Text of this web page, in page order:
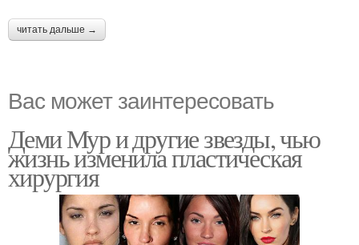
читать дальше →
Вас может заинтересовать
Деми Мур и другие звезды, чью
жизнь изменила пластическая
хирургия